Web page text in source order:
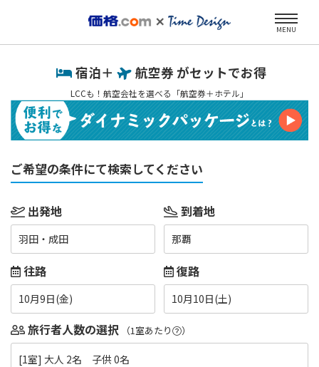
MENU
宿泊＋ 航空券 がセットでお得
LCCも！航空会社を選べる「航空券＋ホテル」
ご希望の条件にて検索してください
出発地
羽田・成田
到着地
那覇
往路
10月9日(金)
復路
10月10日(土)
旅行者人数の選択 （1室あたり ）
[1室] 大人 2名 子供 0名